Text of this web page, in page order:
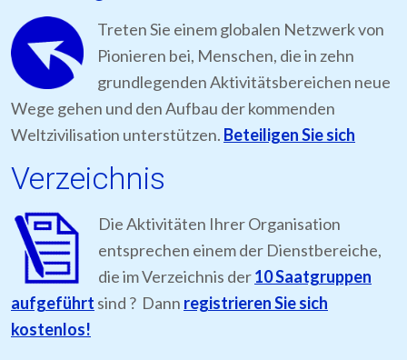
Treten Sie einem globalen Netzwerk von
Pionieren bei, Menschen, die in zehn
grundlegenden Aktivitätsbereichen neue
Wege gehen und den Aufbau der kommenden
Weltzivilisation unterstützen. Beteiligen Sie sich
Verzeichnis
Die Aktivitäten Ihrer Organisation
entsprechen einem der Dienstbereiche,
die im Verzeichnis der10 Saatgruppen
aufgeführt sind ? Dann registrieren Sie sich
kostenlos!